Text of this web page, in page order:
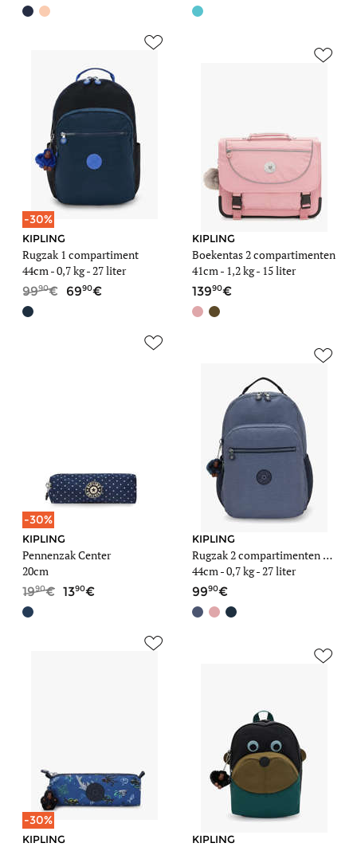
-30%
KIPLING
Rugzak 1 compartiment
44cm -0,7 kg- 27 liter
9990 6990
KIPLING
Boekentas 2 compartimenten
41cm - 1,2 kg- 15 liter
13990
-30%
KIPLING
Pennenzak Center
20cm
1990 1390
KIPLING
Rugzak 2 compartimenten met 15" laptopvak
44cm -0,7 kg- 27 liter
9990
-30%
KIPLING KIPLING